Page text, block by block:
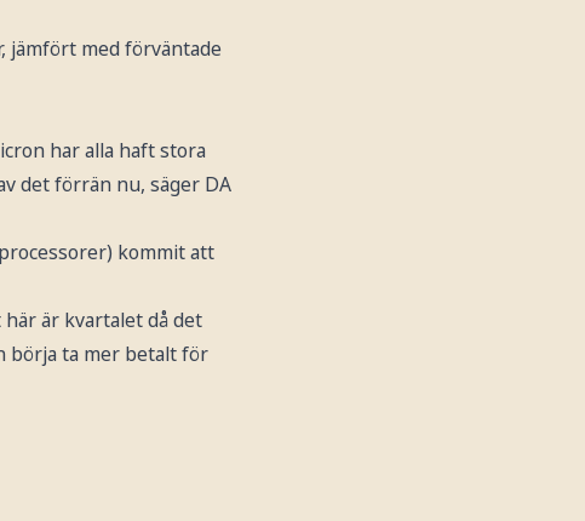
jämfört med förväntade
har alla haft stora
det förrän nu, säger DA
kommit att
är kvartalet då det
börja ta mer betalt för